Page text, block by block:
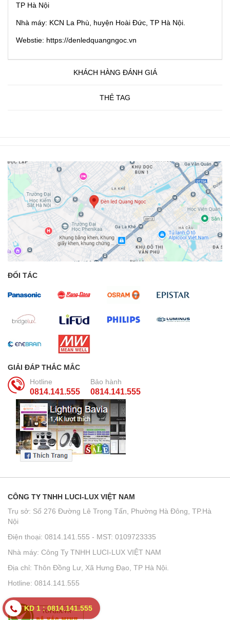
TP Hà Nội
Nhà máy: KCN La Phù, huyện Hoài Đức, TP Hà Nội.
Webstie: https://denledquangngoc.vn
KHÁCH HÀNG ĐÁNH GIÁ
THẺ TAG
ĐỐI TÁC
GIẢI ĐÁP THẮC MẮC
Hotline
0814.141.555
Bảo hành
0814.141.555
CÔNG TY TNHH LUCI-LUX VIỆT NAM
Trụ sở: Số 276 Đường Lê Trọng Tấn, Phường Hà Đông, TP.Hà
Nội
Điện thoại: 0814.141.555 - MST: 0109723335
Nhà máy: Công Ty TNHH LUCI-LUX VIỆT NAM
Địa chỉ: Thôn Đồng Lư, Xã Hưng Đạo, TP Hà Nội.
Hotline: 0814.141.555
KD 1 : 0814.141.555